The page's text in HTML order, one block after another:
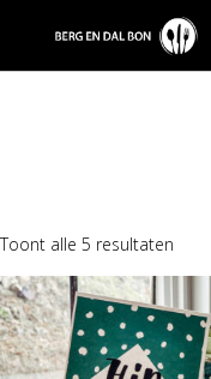
Toont alle 5 resultaten